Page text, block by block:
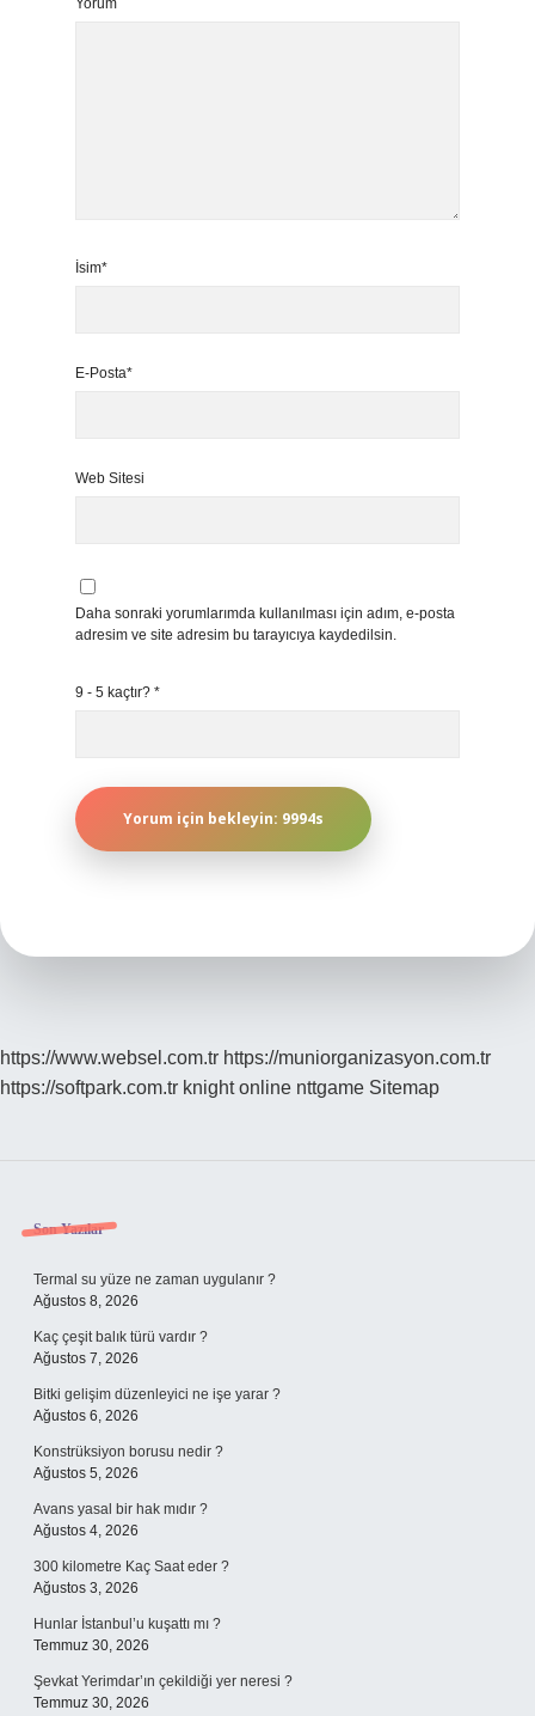
Yorum
İsim*
E-Posta*
Web Sitesi
Daha sonraki yorumlarımda kullanılması için adım, e-posta
adresim ve site adresim bu tarayıcıya kaydedilsin.
9 - 5 kaçtır? *
https://www.websel.com.tr https://muniorganizasyon.com.tr
https://softpark.com.tr knight online nttgame Sitemap
Sidebar
Son Yazılar
Termal su yüze ne zaman uygulanır ?
Ağustos 8, 2026
Kaç çeşit balık türü vardır ?
Ağustos 7, 2026
Bitki gelişim düzenleyici ne işe yarar ?
Ağustos 6, 2026
Konstrüksiyon borusu nedir ?
Ağustos 5, 2026
Avans yasal bir hak mıdır ?
Ağustos 4, 2026
300 kilometre Kaç Saat eder ?
Ağustos 3, 2026
Hunlar İstanbul’u kuşattı mı ?
Temmuz 30, 2026
Şevkat Yerimdar’ın çekildiği yer neresi ?
Temmuz 30, 2026